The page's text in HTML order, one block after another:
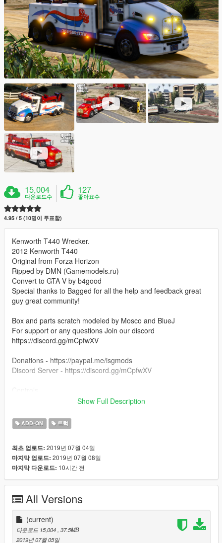
15,004
다운로드수
127
좋아요수
4.95 / 5 (10명이 투표함)
Kenworth T440 Wrecker.
2012 Kenworth T440
Original from Forza Horizon
Ripped by DMN (Gamemodels.ru)
Convert to GTA V by b4good
Special thanks to Bagged for all the help and feedback great
guy great community!
Box and parts scratch modeled by Mosco and BlueJ
For support or any questions Join our discord
https://discord.gg/mCpfwXV
Donations - https://paypal.me/isgmods
Discord Server - https://discord.gg/mCpfwXV
Toggle boot to lower arm carrier
Known Issues
that impairs ability to use vehicle.
DO NOT REUPLOAD TO ANY OTHER SITE THEN THIS SITE.
THANK YOU.
Show Full Description
ADD-ON 트럭
최초 업로드: 2019년 07월 04일
마지막 업로드: 2019년 07월 08일
마지막 다운로드: 10시간 전
All Versions
(current)
다운로드 15,004, 37.5MB
2019년 07월 05일